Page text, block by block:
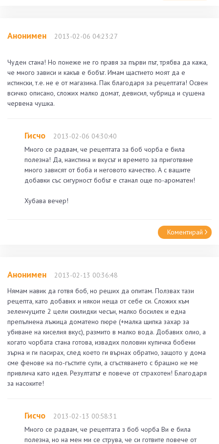
Анонимен 2013-02-06 04:23:27
Чуден стана! Но понеже не го правя за първи път, трябва да кажа,
че много зависи и какъв е бобът. Имам щастието моят да е
истински, т.е. не е от магазина. Пак благодаря за рецептата! Освен
всичко описано, сложих малко домат, девисил, чубрица и сушена
червена чушка.
Гисчо
2013-02-06 04:30:40
Много се радвам, че рецептата за боб чорба е била
полезна! Да, наистина и вкусът и времето за приготвяне
много зависят от боба и неговото качество. А с вашите
добавки със сигурност бобът е станал още по-ароматен!
Хубава вечер!
Коментирай
Анонимен
2013-02-13 00:36:48
Нямам навик да готвя боб, но реших да опитам. Ползвах тази
рецепта, като добавих и някои неща от себе си. Сложих към
зеленчуците 2 цели скилидки чесън, малко босилек и една
препълнена лъжица доматено пюре (+малка щипка захар за
убиване на киселия вкус), размито в малко вода. Добавих олио, а
когато чорбата стана готова, извадих половин купичка бобени
зърна и ги пасирах, след което ги върнах обратно, защото у дома
сме фенове на по-гъстите супи, а сгъстяването с брашно не ме
привлича като идея. Резултатът е повече от страхотен! Благодаря
за насоките!
Гисчо
2013-02-13 00:58:31
Много се радвам, че рецептата з боб чорба Ви е била
полезна, но на мен ми се струва, че си готвите повече от